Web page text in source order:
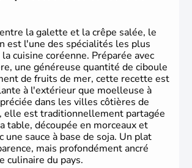
la galette et la crêpe salée, le
est l'une des spécialités les plus
cuisine coréenne. Préparée avec
une généreuse quantité de ciboule
de fruits de mer, cette recette est
à l'extérieur que moelleuse à
dans les villes côtières de
elle est traditionnellement partagée
table, découpée en morceaux et
une sauce à base de soja. Un plat
mais profondément ancré
culinaire du pays.